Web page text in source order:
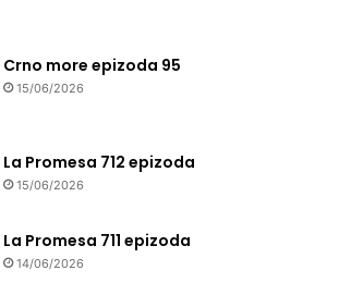
Crno more epizoda 95
15/06/2026
La Promesa 712 epizoda
15/06/2026
La Promesa 711 epizoda
14/06/2026